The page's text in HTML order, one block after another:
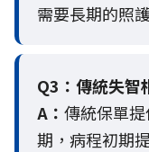
需要長期的照
Q3： 傳統失智
A： 傳統保單
期，病程初期